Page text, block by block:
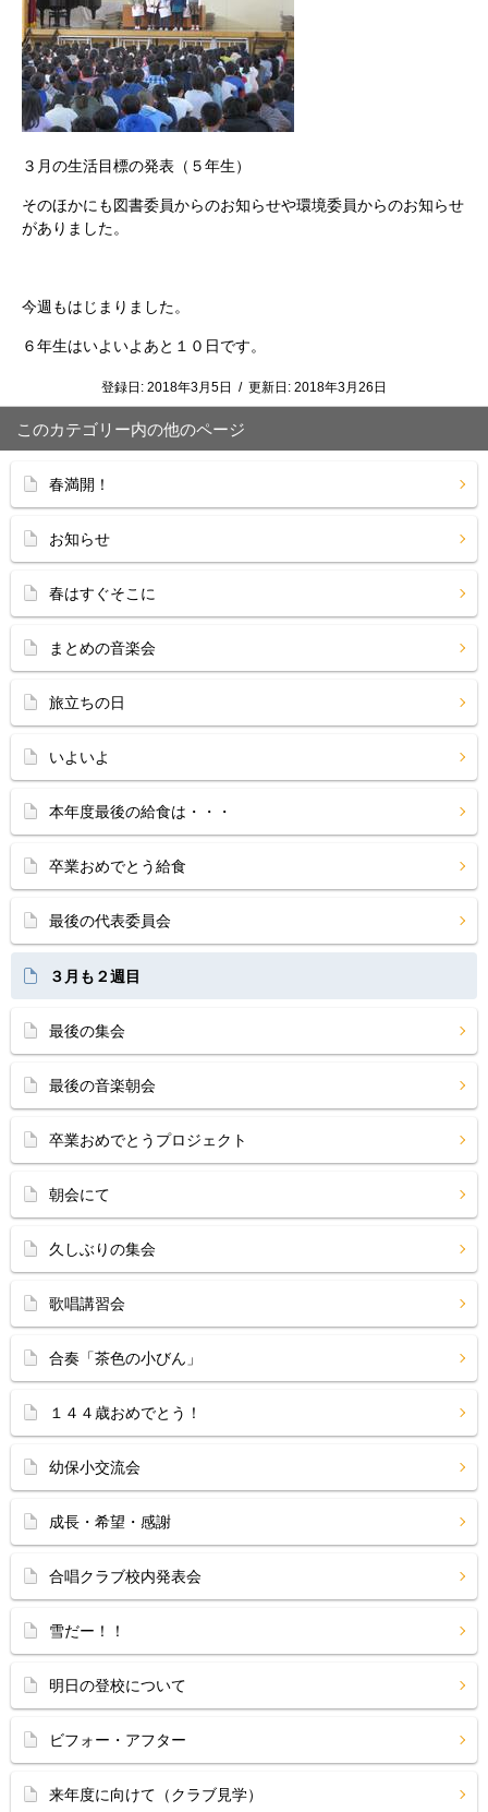
３月の生活目標の発表（５年生）
そのほかにも図書委員からのお知らせや環境委員からのお知らせ
がありました。
今週もはじまりました。
６年生はいよいよあと１０日です。
登録日: 2018年3月5日 / 更新日: 2018年3月26日
このカテゴリー内の他のページ
春満開！
お知らせ
春はすぐそこに
まとめの音楽会
旅立ちの日
いよいよ
本年度最後の給食は・・・
卒業おめでとう給食
最後の代表委員会
３月も２週目
最後の集会
最後の音楽朝会
卒業おめでとうプロジェクト
朝会にて
久しぶりの集会
歌唱講習会
合奏「茶色の小びん」
１４４歳おめでとう！
幼保小交流会
成長・希望・感謝
合唱クラブ校内発表会
雪だー！！
明日の登校について
ビフォー・アフター
来年度に向けて（クラブ見学）